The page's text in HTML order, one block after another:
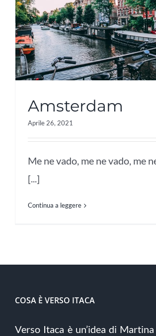
Amsterdam
Aprile 26, 2021
Me ne vado, me ne vado, me
[...]
Continua a leggere
COSA È VERSO ITACA
Verso Itaca è un’idea di